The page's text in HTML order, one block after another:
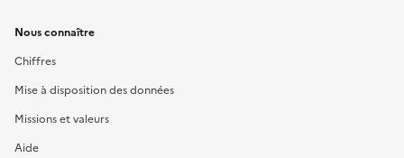
Nous connaître
Chiffres
Mise à disposition des données
Missions et valeurs
Aide